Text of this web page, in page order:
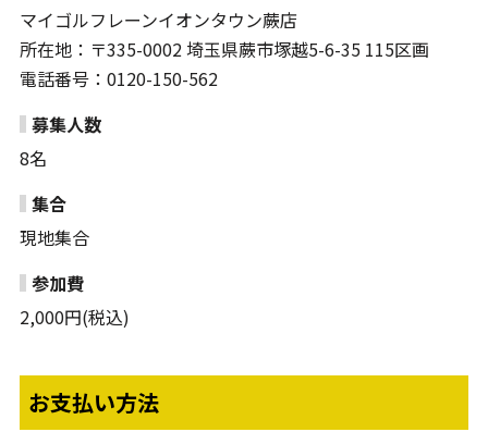
マイゴルフレーンイオンタウン蕨店
所在地：〒335-0002 埼玉県蕨市塚越5-6-35 115区画
電話番号：0120-150-562
募集人数
8名
集合
現地集合
参加費
2,000円(税込)
お支払い方法